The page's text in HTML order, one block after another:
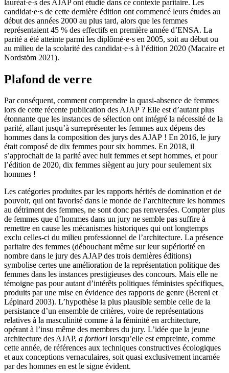
lauréat·e·s des AJAP ont étudié dans ce contexte paritaire. Les
candidat·e·s de cette dernière édition ont commencé leurs études au
début des années 2000 au plus tard, alors que les femmes
représentaient 45 % des effectifs en première année d’ENSA. La
parité a été atteinte parmi les diplômé·e·s en 2005, soit au début ou
au milieu de la scolarité des candidat·e·s à l’édition 2020 (Macaire et
Nordstöm 2021).
Plafond de verre
Par conséquent, comment comprendre la quasi-absence de femmes
lors de cette récente publication des AJAP ? Elle est d’autant plus
étonnante que les instances de sélection ont intégré la nécessité de la
parité, allant jusqu’à surreprésenter les femmes aux dépens des
hommes dans la composition des jurys des AJAP ! En 2016, le jury
était composé de dix femmes pour six hommes. En 2018, il
s’approchait de la parité avec huit femmes et sept hommes, et pour
l’édition de 2020, dix femmes siègent au jury pour seulement six
hommes !
Les catégories produites par les rapports hérités de domination et de
pouvoir, qui ont favorisé dans le monde de l’architecture les hommes
au détriment des femmes, ne sont donc pas renversées. Compter plus
de femmes que d’hommes dans un jury ne semble pas suffire à
remettre en cause les mécanismes historiques qui ont longtemps
exclu celles-ci du milieu professionnel de l’architecture. La présence
paritaire des femmes (débouchant même sur leur supériorité en
nombre dans le jury des AJAP des trois dernières éditions)
symbolise certes une amélioration de la représentation politique des
femmes dans les instances prestigieuses des concours. Mais elle ne
témoigne pas pour autant d’intérêts politiques féministes spécifiques,
produits par une mise en évidence des rapports de genre (Bereni et
Lépinard 2003). L’hypothèse la plus plausible semble celle de la
persistance d’un ensemble de critères, voire de représentations
relatives à la masculinité comme à la féminité en architecture,
opérant à l’insu même des membres du jury. L’idée que la jeune
architecture des AJAP, a fortiori lorsqu’elle est empreinte, comme
cette année, de références aux techniques constructives écologiques
et aux conceptions vernaculaires, soit quasi exclusivement incarnée
par des hommes en est le signe évident.